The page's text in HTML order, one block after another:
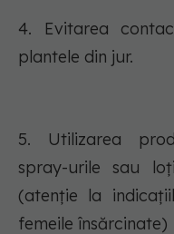
4. Evitarea
plantele din jur.
5. Utilizarea
spray-urile sau
(atenție la
femeile însărcinate)